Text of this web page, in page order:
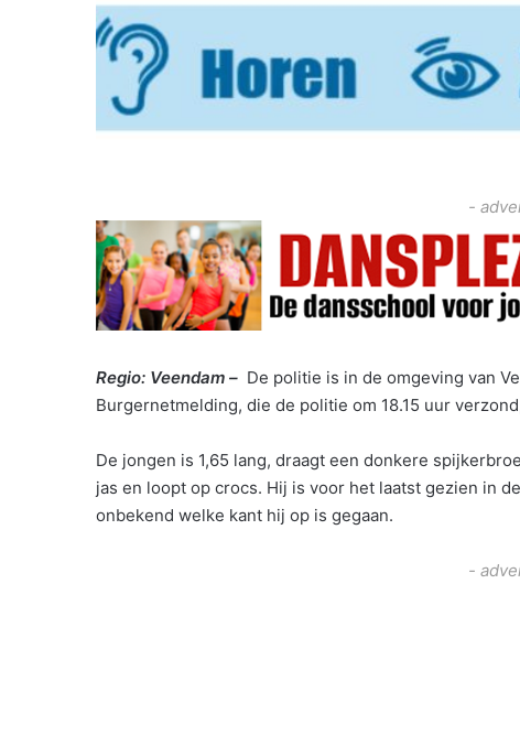
-
Regio: Veendam – De politie is in de omgeving van
Burgernetmelding, die de politie om 18.15 uur
De jongen is 1,65 lang, draagt een donkere
jas en loopt op crocs. Hij is voor het laatst gezien in
onbekend welke kant hij op is gegaan.
-